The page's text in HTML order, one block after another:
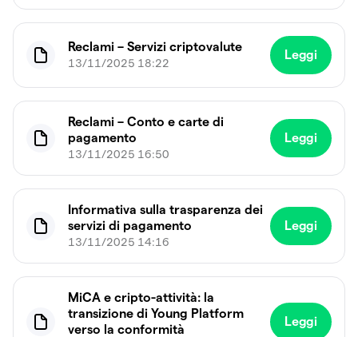
Reclami – Servizi criptovalute
13/11/2025 18:22
Leggi
Reclami – Conto e carte di
pagamento
13/11/2025 16:50
Leggi
Informativa sulla trasparenza dei
servizi di pagamento
13/11/2025 14:16
Leggi
MiCA e cripto-attività: la
transizione di Young Platform
verso la conformità
Leggi